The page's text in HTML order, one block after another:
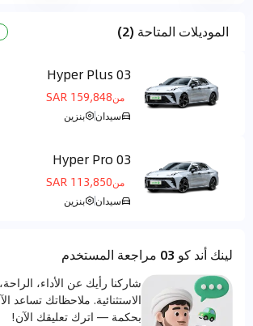
الموديلات المتاحة (2)
03 Hyper Plus
من159,848 SAR
سيدان بنزين
03 Hyper Pro
من113,850 SAR
سيدان بنزين
لينك أند كو 03 مراجعة المستخدم
شاركنا رأيك عن الأداء،
الاستثنائية. ملاحظاتك تساعد
بحكمة — اترك تعليقك الآن!